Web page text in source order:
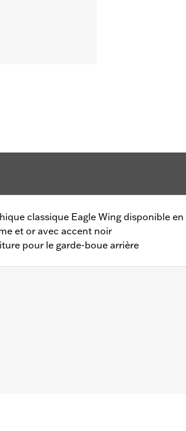
classique Eagle Wing disponible
et or avec accent noir
pour le garde-boue arrière
de montage